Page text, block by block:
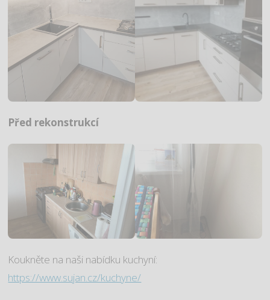
Před rekonstrukcí
Koukněte na naši nabídku kuchyní:
https://www.sujan.cz/kuchyne/